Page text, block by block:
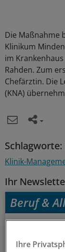
Die Maßnahme
Klinikum
im
Rahden. Zum
Chefärztin. Die
(KNA)
Schlagworte:
Klinik-
Ihr
Beruf &
Die
Kolleginnen
Ihre